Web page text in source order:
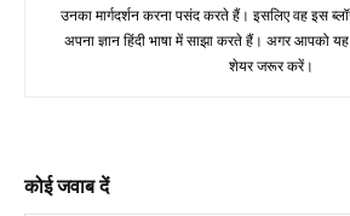
उनका मार्गदर्शन करना पसंद करते हैं। इसलिए वह इस
अपना ज्ञान हिंदी भाषा में साझा करते हैं। अगर आपको
शेयर जरूर करें।
कोई जवाब दें